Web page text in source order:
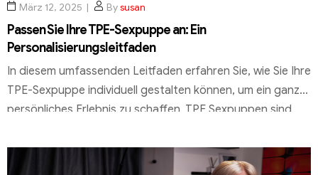
März 12, 2025 Bysusan
Passen Sie Ihre TPE-Sexpuppe an: Ein
Personalisierungsleitfaden
In diesem umfassenden Leitfaden erfahren Sie, wie Sie Ihre
TPE-Sexpuppe individuell gestalten können, um ein ganz
persönliches Erlebnis zu schaffen. TPE Sexpuppen sind
einem einzigartigen, persönlichen Begleiter werden. Hier
werden alle Aspekte der Personalisierung behandelt, von